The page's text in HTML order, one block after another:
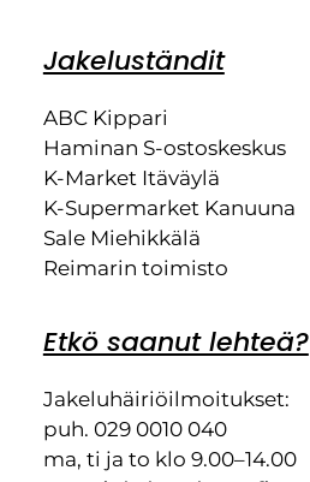
Jakeluständit
ABC Kippari
Haminan S-ostoskeskus
K-Market Itäväylä
K-Supermarket Kanuuna
Sale Miehikkälä
Reimarin toimisto
Etkö saanut lehteä?
Jakeluhäiriöilmoitukset:
puh. 029 0010 040
ma, ti ja to klo 9.00–14.00